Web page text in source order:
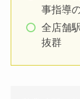
事指導
全店舗
抜群